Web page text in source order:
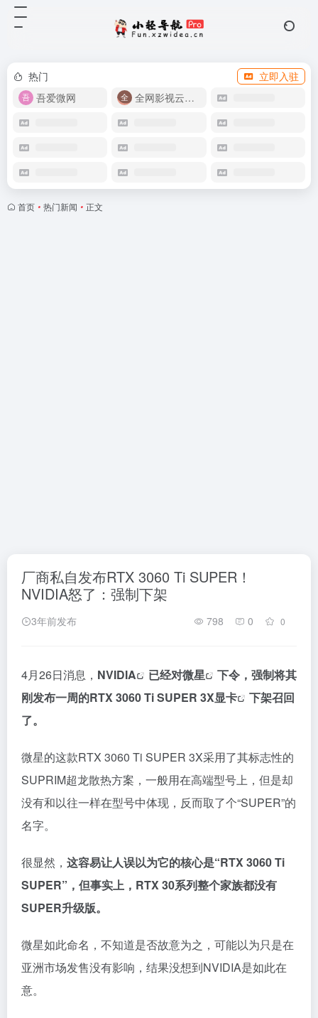
热门
立即入驻
吾爱微网
全网影视云盘资源
首页 • 热门新闻 • 正文
厂商私自发布RTX 3060 Ti SUPER！
NVIDIA怒了：强制下架
3年前发布 798 0 0
4月26日消息， NVIDIA 已经对微星
下令，强制将其
刚发布一周的RTX 3060 Ti SUPER 3X显卡
下架召回
了。
微星的这款RTX 3060 Ti SUPER 3X采用了其标志性的
SUPRIM超龙散热方案，一般用在高端型号上，但是却
没有和以往一样在型号中体现，反而取了个“SUPER”的
名字。
很显然， 这容易让人误以为它的核心是“RTX 3060 Ti
SUPER”，但事实上，RTX 30系列整个家族都没有
SUPER升级版。
微星如此命名，不知道是否故意为之，可能以为只是在
亚洲市场发售没有影响，结果没想到NVIDIA是如此在
意。